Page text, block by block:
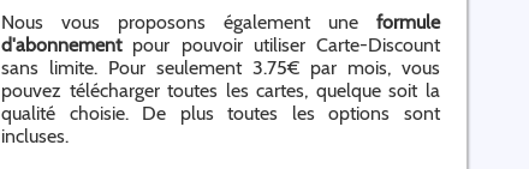
Nous vous proposons également une formule
d'abonnementpour pouvoir utiliser Carte-Discount
sans limite. Pour seulement 3.75€ par mois, vous
pouvez télécharger toutes les cartes, quelque soit la
qualité choisie. De plus toutes les options sont
incluses.